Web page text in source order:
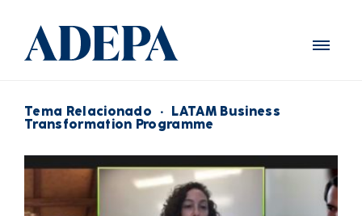
Tema Relacionado · LATAM Business
Transformation Programme